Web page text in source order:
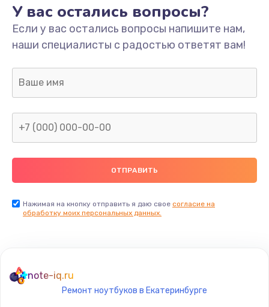
Ремонт микросхемы питания
1100 руб.
Заказать
Ремонт SIM-карты
550 руб.
Заказать
Замена NFC модуля
У вас остались вопросы?
Если у вас остались вопросы напишите нам,
наши специалисты с радостью ответят вам!
Нажимая на кнопку отправить я даю свое согласие на
обработку моих персональных данных.
note-iq.ru
Ремонт ноутбуков в Екатеринбурге